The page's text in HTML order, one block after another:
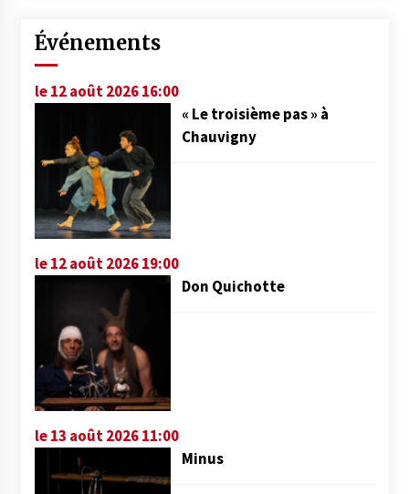
Événements
le 12 août 2026 16:00
« Le troisième pas » à
Chauvigny
le 12 août 2026 19:00
Don Quichotte
le 13 août 2026 11:00
Minus